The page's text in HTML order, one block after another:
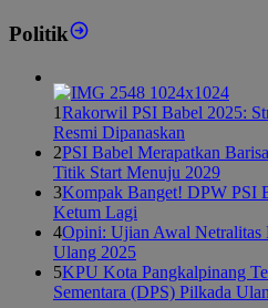
Politik
1Rakorwil PSI Babel 2025:
Resmi Dipanaskan
2PSI Babel Merapatkan
Titik Start Menuju 2029
3Kompak Banget! DPW PSI
Ketum Lagi
4Opini: Ujian Awal Netralitas
Ulang 2025
5KPU Kota Pangkalpinang
Sementara (DPS) Pilkada